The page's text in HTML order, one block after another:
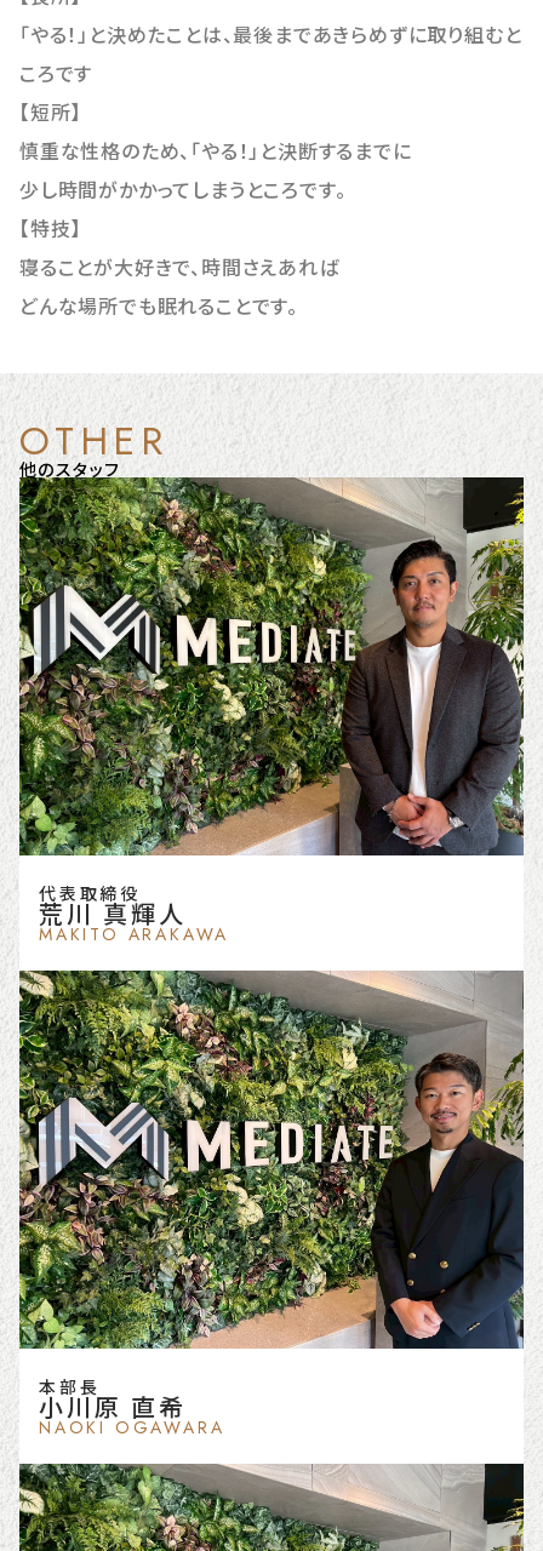
「やる！」と決めたことは、最後まであきらめずに取り組むと
ころです
【短所】
慎重な性格のため、「やる！」と決断するまでに
少し時間がかかってしまうところです。
【特技】
寝ることが大好きで、時間さえあれば
どんな場所でも眠れることです。
OTHER
他のスタッフ
代表取締役
荒川 真輝人
MAKITO ARAKAWA
本部長
小川原 直希
NAOKI OGAWARA